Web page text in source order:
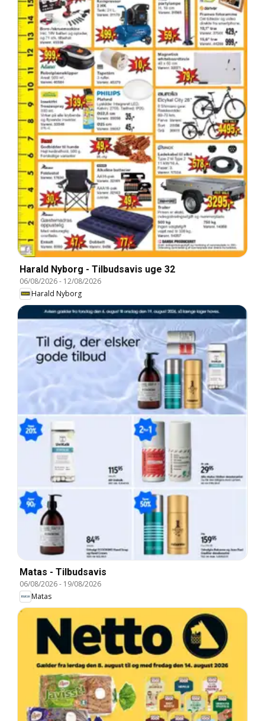
Harald Nyborg - Tilbudsavis uge 32
06/08/2026- 12/08/2026
Harald Nyborg
Matas - Tilbudsavis
06/08/2026- 19/08/2026
Matas